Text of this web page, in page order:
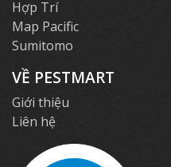
Hợp Trí
Map Pacific
Sumitomo
VỀ PESTMART
Giới thiệu
Liên hệ